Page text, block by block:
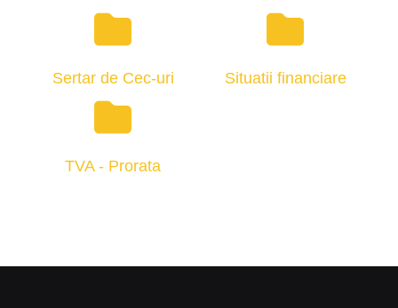
Sertar de Cec-uri Situatii financiare
TVA - Prorata